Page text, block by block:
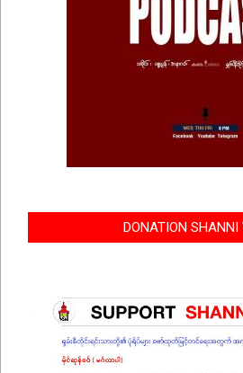
DONATION SHANNI